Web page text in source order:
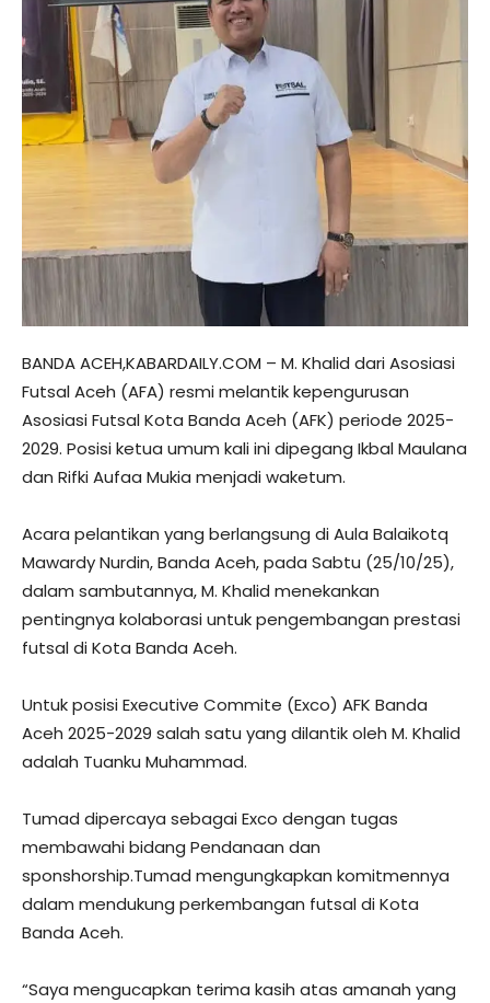
BANDA ACEH,KABARDAILY.COM – M. Khalid dari Asosiasi
Futsal Aceh (AFA) resmi melantik kepengurusan
Asosiasi Futsal Kota Banda Aceh (AFK) periode 2025-
2029. Posisi ketua umum kali ini dipegang Ikbal Maulana
dan Rifki Aufaa Mukia menjadi waketum.
Acara pelantikan yang berlangsung di Aula Balaikotq
Mawardy Nurdin, Banda Aceh, pada Sabtu (25/10/25),
dalam sambutannya, M. Khalid menekankan
pentingnya kolaborasi untuk pengembangan prestasi
futsal di Kota Banda Aceh.
Untuk posisi Executive Commite (Exco) AFK Banda
Aceh 2025-2029 salah satu yang dilantik oleh M. Khalid
adalah Tuanku Muhammad.
Tumad dipercaya sebagai Exco dengan tugas
membawahi bidang Pendanaan dan
sponshorship.Tumad mengungkapkan komitmennya
dalam mendukung perkembangan futsal di Kota
Banda Aceh.
“Saya mengucapkan terima kasih atas amanah yang